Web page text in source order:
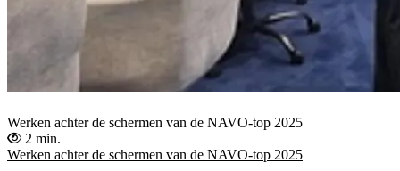
Werken achter de schermen van de NAVO-top 2025
2 min.
Werken achter de schermen van de NAVO-top 2025